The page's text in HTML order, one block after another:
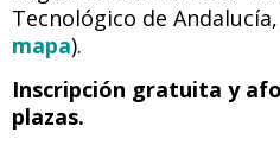
Tecnológico de
mapa).
Inscripción gratuita y
plazas.